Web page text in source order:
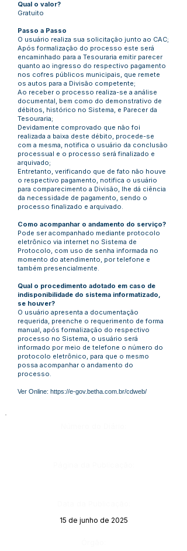
Qual o valor?
Gratuito
Passo a Passo
O usuário realiza sua solicitação junto ao CAC;
Após formalização do processo este será
encaminhado para a Tesouraria emitir parecer
quanto ao ingresso do respectivo pagamento
nos cofres públicos municipais, que remete
os autos para a Divisão competente;
Ao receber o processo realiza-se a análise
documental, bem como do demonstrativo de
débitos, histórico no Sistema, e Parecer da
Tesouraria;
Devidamente comprovado que não foi
realizada a baixa deste débito, procede-se
com a mesma, notifica o usuário da conclusão
processual e o processo será finalizado e
arquivado;
Entretanto, verificando que de fato não houve
o respectivo pagamento, notifica o usuário
para comparecimento a Divisão, lhe dá ciência
da necessidade de pagamento, sendo o
processo finalizado e arquivado.
Como acompanhar o andamento do serviço?
Pode ser acompanhado mediante protocolo
eletrônico via internet no Sistema de
Protocolo, com uso de senha informada no
momento do atendimento, por telefone e
também presencialmente.
Qual o procedimento adotado em caso de
indisponibilidade do sistema informatizado,
se houver?
O usuário apresenta a documentação
requerida, preenche o requerimento de forma
manual, após formalização do respectivo
processo no Sistema, o usuário será
informado por meio de telefone o número do
protocolo eletrônico, para que o mesmo
possa acompanhar o andamento do
processo.
Ver Online: https://e-gov.betha.com.br/cdweb/
15 de junho de 2025